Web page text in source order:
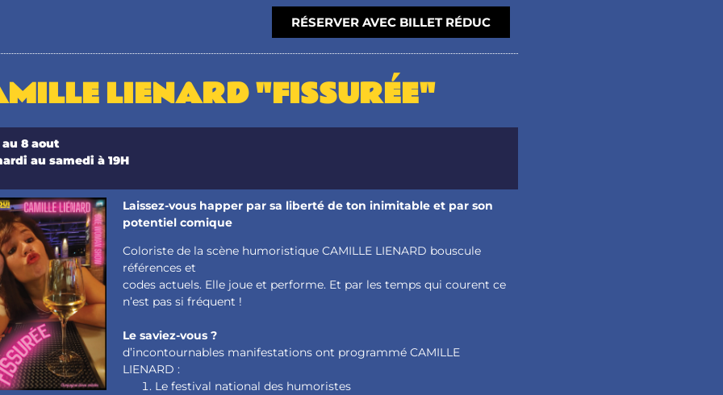
RÉSERVER AVEC BILLET RÉDUC
LIENARD "FISSURÉE"
8 aout
au samedi à 19H
Laissez-vous happer par sa liberté de ton inimitable et par son
potentiel comique
Coloriste de la scène humoristique CAMILLE LIENARD bouscule
références et
codes actuels. Elle joue et performe. Et par les temps qui courent ce
n’est pas si fréquent !
Le saviez-vous ?
d’incontournables manifestations ont programmé CAMILLE
LIENARD :
Le festival national des humoristes